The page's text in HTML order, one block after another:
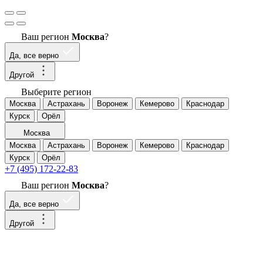
Ваш регион Москва?
Да, все верно
Другой
Выберите регион
Москва Астрахань Воронеж Кемерово
Краснодар
Курск
Орёл
Москва
Москва
Астрахань Воронеж Кемерово
Краснодар
Курск
Орёл
+7 (495) 172-22-83
Ваш регион Москва?
Да, все верно
Другой